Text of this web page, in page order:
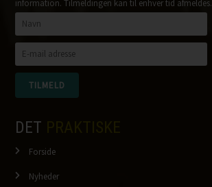
information. Tilmeldingen kan til enhver tid afmeldes.
DET
Forside
Nyheder